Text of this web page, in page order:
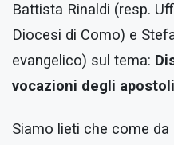
Battista Rinaldi (resp.
Diocesi di Como) e
evangelico) sul tema:
vocazioni degli
Siamo lieti che come